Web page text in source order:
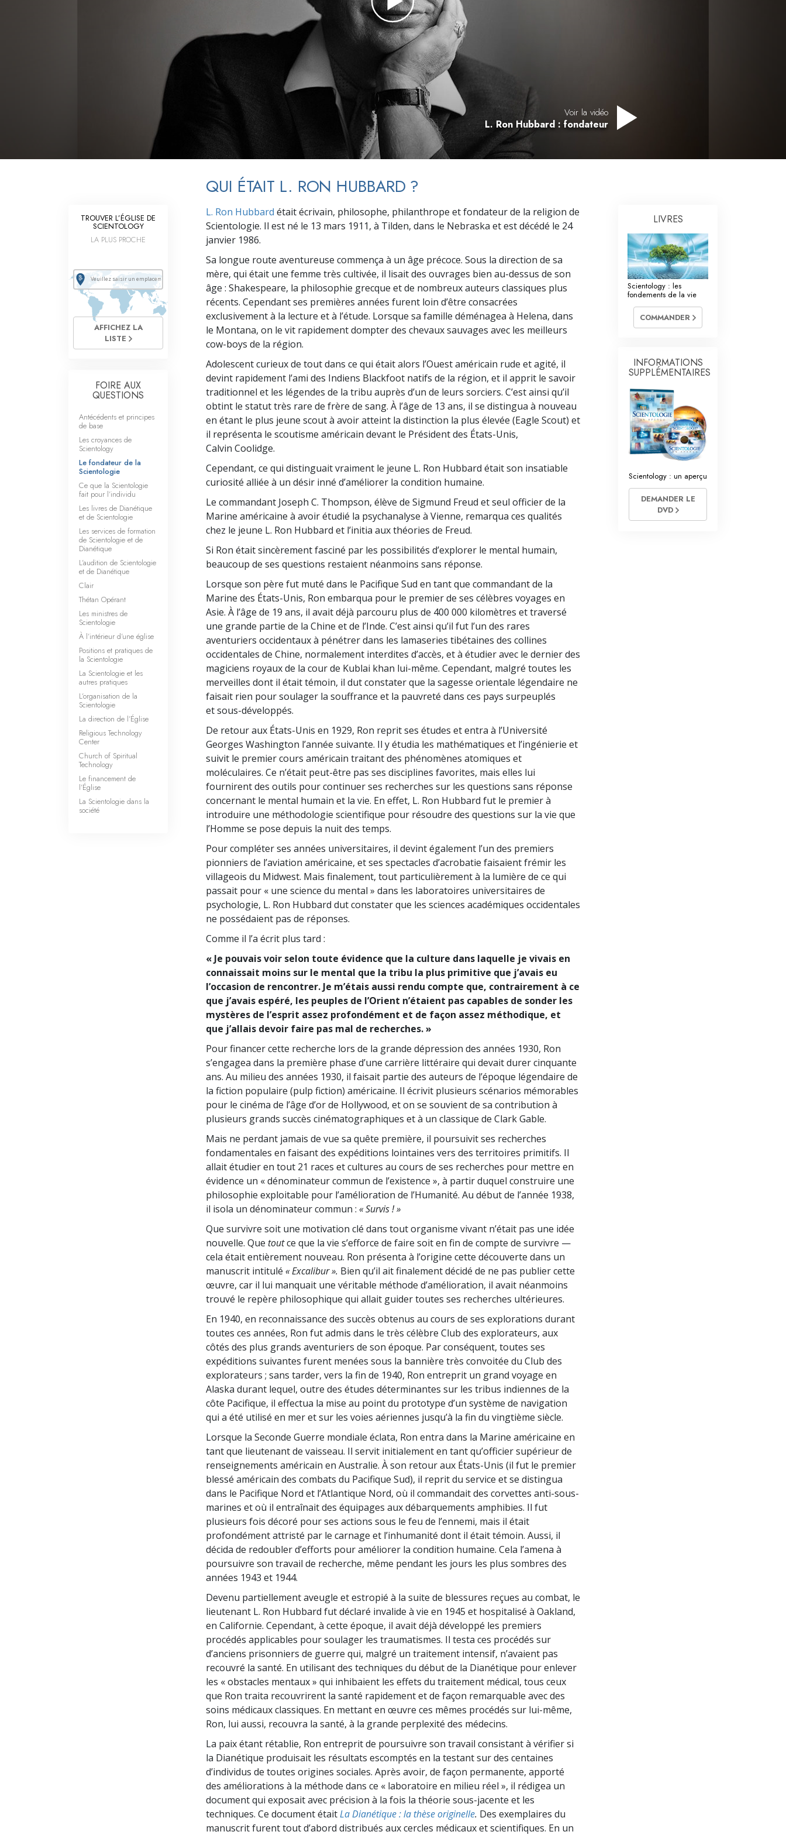
La raison de l’oppression
Cibles et buts
La technologie de l’étude
La communication
Voir la vidéo
L. Ron Hubbard : fondateur
QUI ÉTAIT L. RON HUBBARD ?
L. Ron Hubbard était écrivain, philosophe, philanthrope et fondateur de la religion de
Scientologie. Il est né le 13 mars 1911, à Tilden, dans le Nebraska et est décédé le 24
janvier 1986.
Sa longue route aventureuse commença à un âge précoce. Sous la direction de sa
mère, qui était une femme très cultivée, il lisait des ouvrages bien au-dessus de son
âge : Shakespeare, la philosophie grecque et de nombreux auteurs classiques plus
récents. Cependant ses premières années furent loin d’être consacrées
exclusivement à la lecture et à l’étude. Lorsque sa famille déménagea à Helena, dans
le Montana, on le vit rapidement dompter des chevaux sauvages avec les meilleurs
cow-boys de la région.
Adolescent curieux de tout dans ce qui était alors l’Ouest américain rude et agité, il
devint rapidement l’ami des Indiens Blackfoot natifs de la région, et il apprit le savoir
traditionnel et les légendes de la tribu auprès d’un de leurs sorciers. C’est ainsi qu’il
obtint le statut très rare de frère de sang. À l’âge de 13 ans, il se distingua à nouveau
en étant le plus jeune scout à avoir atteint la distinction la plus élevée (Eagle Scout) et
il représenta le scoutisme américain devant le Président des États-Unis,
Calvin Coolidge.
Cependant, ce qui distinguait vraiment le jeune L. Ron Hubbard était son insatiable
curiosité alliée à un désir inné d’améliorer la condition humaine.
Le commandant Joseph C. Thompson, élève de Sigmund Freud et seul officier de la
Marine américaine à avoir étudié la psychanalyse à Vienne, remarqua ces qualités
chez le jeune L. Ron Hubbard et l’initia aux théories de Freud.
Si Ron était sincèrement fasciné par les possibilités d’explorer le mental humain,
beaucoup de ses questions restaient néanmoins sans réponse.
Lorsque son père fut muté dans le Pacifique Sud en tant que commandant de la
Marine des États-Unis, Ron embarqua pour le premier de ses célèbres voyages en
Asie. À l’âge de 19 ans, il avait déjà parcouru plus de 400 000 kilomètres et traversé
une grande partie de la Chine et de l’Inde. C’est ainsi qu’il fut l’un des rares
aventuriers occidentaux à pénétrer dans les lamaseries tibétaines des collines
occidentales de Chine, normalement interdites d’accès, et à étudier avec le dernier des
magiciens royaux de la cour de Kublai khan lui-même. Cependant, malgré toutes les
merveilles dont il était témoin, il dut constater que la sagesse orientale légendaire ne
faisait rien pour soulager la souffrance et la pauvreté dans ces pays surpeuplés
et sous-développés.
De retour aux États-Unis en 1929, Ron reprit ses études et entra à l’Université
Georges Washington l’année suivante. Il y étudia les mathématiques et l’ingénierie et
suivit le premier cours américain traitant des phénomènes atomiques et
moléculaires. Ce n’était peut-être pas ses disciplines favorites, mais elles lui
fournirent des outils pour continuer ses recherches sur les questions sans réponse
concernant le mental humain et la vie. En effet, L. Ron Hubbard fut le premier à
introduire une méthodologie scientifique pour résoudre des questions sur la vie que
l’Homme se pose depuis la nuit des temps.
Pour compléter ses années universitaires, il devint également l’un des premiers
pionniers de l’aviation américaine, et ses spectacles d’acrobatie faisaient frémir les
villageois du Midwest. Mais finalement, tout particulièrement à la lumière de ce qui
passait pour « une science du mental » dans les laboratoires universitaires de
psychologie, L. Ron Hubbard dut constater que les sciences académiques occidentales
ne possédaient pas de réponses.
Comme il l’a écrit plus tard :
« Je pouvais voir selon toute évidence que la culture dans laquelle je vivais en
connaissait moins sur le mental que la tribu la plus primitive que j’avais eu
l’occasion de rencontrer. Je m’étais aussi rendu compte que, contrairement à ce
que j’avais espéré, les peuples de l’Orient n’étaient pas capables de sonder les
mystères de l’esprit assez profondément et de façon assez méthodique, et
que j’allais devoir faire pas mal de recherches. »
Pour financer cette recherche lors de la grande dépression des années 1930, Ron
s’engagea dans la première phase d’une carrière littéraire qui devait durer cinquante
ans. Au milieu des années 1930, il faisait partie des auteurs de l’époque légendaire de
la fiction populaire (pulp fiction) américaine. Il écrivit plusieurs scénarios mémorables
pour le cinéma de l’âge d’or de Hollywood, et on se souvient de sa contribution à
plusieurs grands succès cinématographiques et à un classique de Clark Gable.
Mais ne perdant jamais de vue sa quête première, il poursuivit ses recherches
fondamentales en faisant des expéditions lointaines vers des territoires primitifs. Il
allait étudier en tout 21 races et cultures au cours de ses recherches pour mettre en
évidence un « dénominateur commun de l’existence », à partir duquel construire une
philosophie exploitable pour l’amélioration de l’Humanité. Au début de l’année 1938,
il isola un dénominateur commun : « Survis ! »
Que survivre soit une motivation clé dans tout organisme vivant n’était pas une idée
nouvelle. Que toutce que la vie s’efforce de faire soit en fin de compte de survivre —
cela était entièrement nouveau. Ron présenta à l’origine cette découverte dans un
manuscrit intitulé « Excalibur ». Bien qu’il ait finalement décidé de ne pas publier cette
œuvre, car il lui manquait une véritable méthode d’amélioration, il avait néanmoins
trouvé le repère philosophique qui allait guider toutes ses recherches ultérieures.
En 1940, en reconnaissance des succès obtenus au cours de ses explorations durant
toutes ces années, Ron fut admis dans le très célèbre Club des explorateurs, aux
côtés des plus grands aventuriers de son époque. Par conséquent, toutes ses
expéditions suivantes furent menées sous la bannière très convoitée du Club des
explorateurs ; sans tarder, vers la fin de 1940, Ron entreprit un grand voyage en
Alaska durant lequel, outre des études déterminantes sur les tribus indiennes de la
côte Pacifique, il effectua la mise au point du prototype d’un système de navigation
qui a été utilisé en mer et sur les voies aériennes jusqu’à la fin du vingtième siècle.
Lorsque la Seconde Guerre mondiale éclata, Ron entra dans la Marine américaine en
tant que lieutenant de vaisseau. Il servit initialement en tant qu’officier supérieur de
renseignements américain en Australie. À son retour aux États-Unis (il fut le premier
blessé américain des combats du Pacifique Sud), il reprit du service et se distingua
dans le Pacifique Nord et l’Atlantique Nord, où il commandait des corvettes anti-sous-
marines et où il entraînait des équipages aux débarquements amphibies. Il fut
plusieurs fois décoré pour ses actions sous le feu de l’ennemi, mais il était
profondément attristé par le carnage et l’inhumanité dont il était témoin. Aussi, il
décida de redoubler d’efforts pour améliorer la condition humaine. Cela l’amena à
poursuivre son travail de recherche, même pendant les jours les plus sombres des
années 1943 et 1944.
Devenu partiellement aveugle et estropié à la suite de blessures reçues au combat, le
lieutenant L. Ron Hubbard fut déclaré invalide à vie en 1945 et hospitalisé à Oakland,
en Californie. Cependant, à cette époque, il avait déjà développé les premiers
procédés applicables pour soulager les traumatismes. Il testa ces procédés sur
d’anciens prisonniers de guerre qui, malgré un traitement intensif, n’avaient pas
recouvré la santé. En utilisant des techniques du début de la Dianétique pour enlever
les « obstacles mentaux » qui inhibaient les effets du traitement médical, tous ceux
que Ron traita recouvrirent la santé rapidement et de façon remarquable avec des
soins médicaux classiques. En mettant en œuvre ces mêmes procédés sur lui-même,
Ron, lui aussi, recouvra la santé, à la grande perplexité des médecins.
La paix étant rétablie, Ron entreprit de poursuivre son travail consistant à vérifier si
la Dianétique produisait les résultats escomptés en la testant sur des centaines
d’individus de toutes origines sociales. Après avoir, de façon permanente, apporté
des améliorations à la méthode dans ce « laboratoire en milieu réel », il rédigea un
document qui exposait avec précision à la fois la théorie sous-jacente et les
techniques. Ce document étaitLa Dianétique : la thèse originelle. Des exemplaires du
manuscrit furent tout d’abord distribués aux cercles médicaux et scientifiques. En un
TROUVER L’ÉGLISE DE
SCIENTOLOGY
LA PLUS PROCHE
AFFICHEZ LA
LISTE
FOIRE AUX
QUESTIONS
Antécédents et principes
de base
Les croyances de
Scientology
Le fondateur de la
Scientologie
Ce que la Scientologie
fait pour l’individu
Les livres de Dianétique
et de Scientologie
Les services de formation
de Scientologie et de
Dianétique
L’audition de Scientologie
et de Dianétique
Clair
Thétan Opérant
Les ministres de
Scientologie
À l’intérieur d’une église
Positions et pratiques de
la Scientologie
La Scientologie et les
autres pratiques
L’organisation de la
Scientologie
La direction de l’Église
Religious Technology
Center
Church of Spiritual
Technology
Le financement de
l’Église
La Scientologie dans la
société
LIVRES
Scientology : les
fondements de la vie
COMMANDER
INFORMATIONS
SUPPLÉMENTAIRES
Scientology : un aperçu
DEMANDER LE
DVD